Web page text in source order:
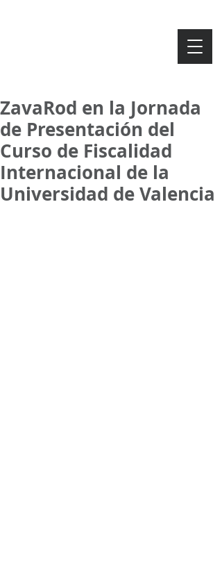
ZavaRod en la Jornada
de Presentación del
Curso de Fiscalidad
Internacional de la
Universidad de Valencia